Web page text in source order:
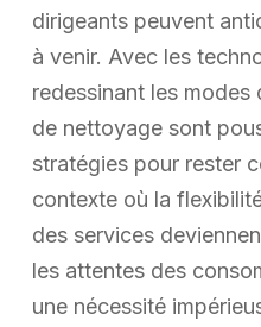
dirigeants peuvent
à venir. Avec les
redessinant les
de nettoyage sont
stratégies pour rester
contexte où la
des services
les attentes des
une nécessité